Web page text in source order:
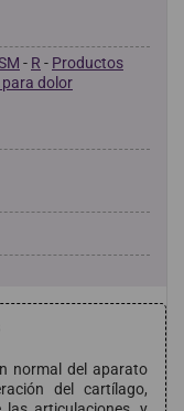
- R - Productos
dolor
normal del aparato
del cartílago,